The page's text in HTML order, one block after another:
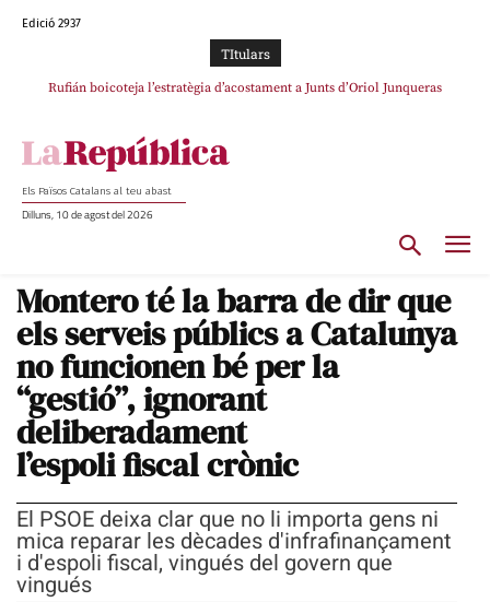
Edició 2937
TItulars
Rufián boicoteja l’estratègia d’acostament a Junts d’Oriol Junqueras
Els Països Catalans al teu abast
Dilluns, 10 de agost del 2026
Montero té la barra de dir que
els serveis públics a Catalunya
no funcionen bé per la
“gestió”, ignorant
deliberadament
l’espoli fiscal crònic
El PSOE deixa clar que no li importa gens ni
mica reparar les dècades d'infrafinançament
i d'espoli fiscal, vingués del govern que
vingués